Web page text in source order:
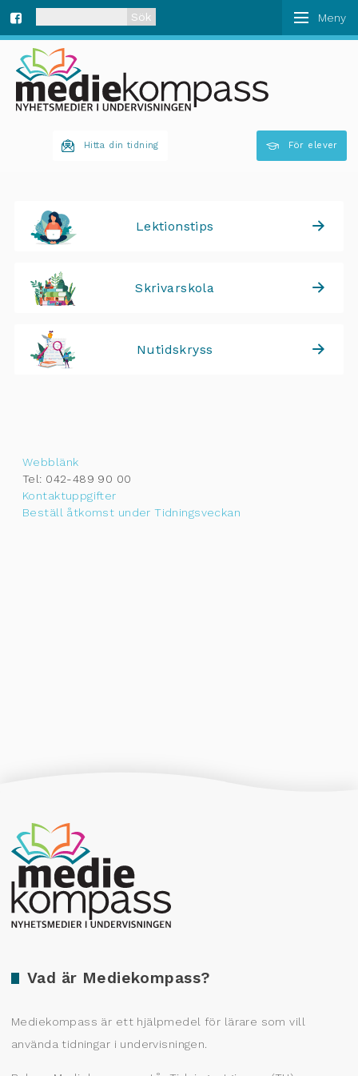
ce
När automatisk komplettering av resultat är
Hitta din tidning För elever
Lektionstips
Skrivarskola
Nutidskryss
Webblänk
Tel: 042-489 90 00
Kontaktuppgifter
Beställ åtkomst under Tidningsveckan
Vad är Mediekompass?
Mediekompass är ett hjälpmedel för lärare som vill
använda tidningar i undervisningen.
Producerad av Gota Media Brand Studio